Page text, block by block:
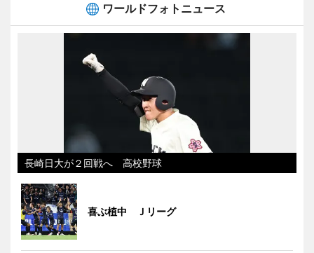
ワールドフォトニュース
長崎日大が２回戦へ 高校野球
喜ぶ植中 Ｊリーグ